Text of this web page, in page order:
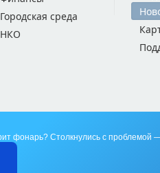
Городская среда
НКО
фонарь? Столкнулись с проблемой